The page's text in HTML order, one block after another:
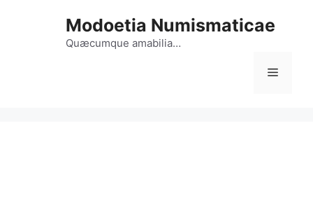
Modoetia Numismaticae
Quæcumque amabilia…
Menu